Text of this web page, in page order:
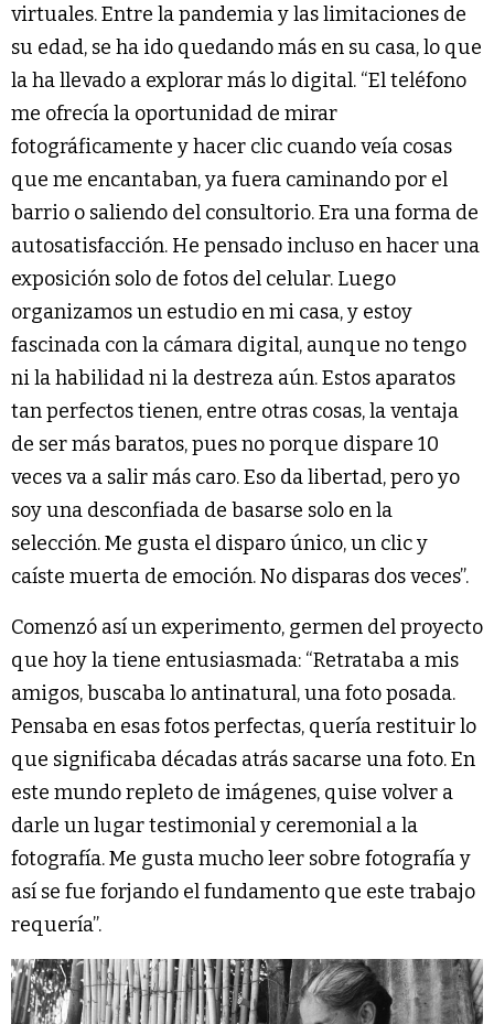
virtuales. Entre la pandemia y las limitaciones de
su edad, se ha ido quedando más en su casa, lo que
la ha llevado a explorar más lo digital. “El teléfono
me ofrecía la oportunidad de mirar
fotográficamente y hacer clic cuando veía cosas
que me encantaban, ya fuera caminando por el
barrio o saliendo del consultorio. Era una forma de
autosatisfacción. He pensado incluso en hacer una
exposición solo de fotos del celular. Luego
organizamos un estudio en mi casa, y estoy
fascinada con la cámara digital, aunque no tengo
ni la habilidad ni la destreza aún. Estos aparatos
tan perfectos tienen, entre otras cosas, la ventaja
de ser más baratos, pues no porque dispare 10
veces va a salir más caro. Eso da libertad, pero yo
soy una desconfiada de basarse solo en la
selección. Me gusta el disparo único, un clic y
caíste muerta de emoción. No disparas dos veces”.
Comenzó así un experimento, germen del proyecto
que hoy la tiene entusiasmada: “Retrataba a mis
amigos, buscaba lo antinatural, una foto posada.
Pensaba en esas fotos perfectas, quería restituir lo
que significaba décadas atrás sacarse una foto. En
este mundo repleto de imágenes, quise volver a
darle un lugar testimonial y ceremonial a la
fotografía. Me gusta mucho leer sobre fotografía y
así se fue forjando el fundamento que este trabajo
requería”.